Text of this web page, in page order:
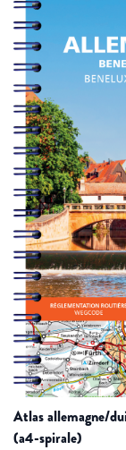
atlas allemagne/duitsland - benelux, autriche, suisse, tchéquie
(a4-spirale)